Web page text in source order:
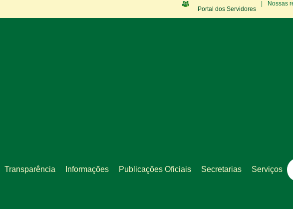
Portal dos Servidores
Nossas
Transparência Informações Publicações Oficiais Secretarias Serviços